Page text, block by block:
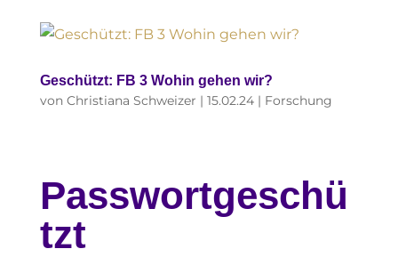
Geschützt: FB 3 Wohin gehen wir?
von Christiana Schweizer | 15.02.24| Forschung
Passwortgeschü
tzt